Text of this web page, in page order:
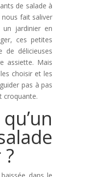
de salade à
fait saliver
un jardinier en
ces petites
de délicieuses
assiette. Mais
choisir et les
pas à pas
croquante.
dans le